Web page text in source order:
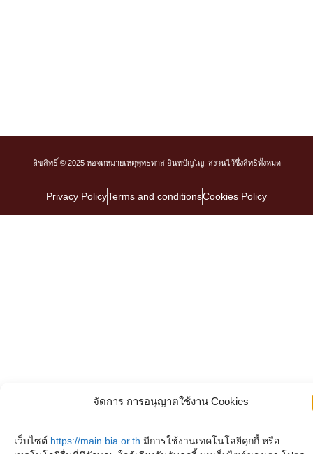
จัดการ การอนุญาตใช้งาน Cookies
เว็บไซต์ https://main.bia.or.th มีการใช้งานเทคโนโลยีคุกกี้ หรือ